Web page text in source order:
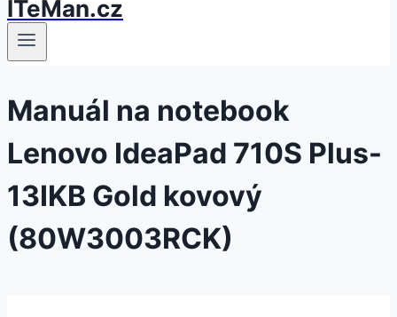
ITeMan.cz
Manuál na notebook
Lenovo IdeaPad 710S Plus-
13IKB Gold kovový
(80W3003RCK)